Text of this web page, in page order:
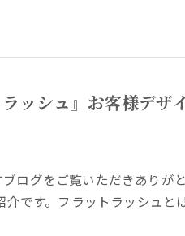
ッシュ』お客様デザ
ログをご覧いただきありが
です。フラットラッシュと